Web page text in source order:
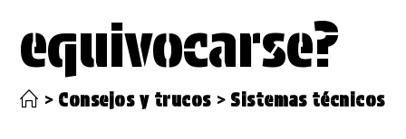
equivocarse?
> Consejos y trucos > Sistemas técnicos